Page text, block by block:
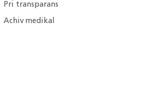
Pri transparans
Achiv medikal